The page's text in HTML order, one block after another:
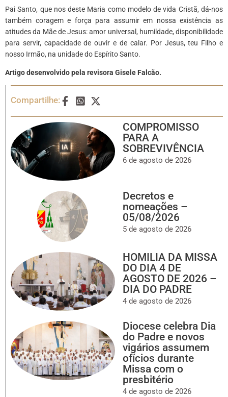
Pai Santo, que nos deste Maria como modelo de vida Cristã, dá-nos
também coragem e força para assumir em nossa existência as
atitudes da Mãe de Jesus: amor universal, humildade, disponibilidade
para servir, capacidade de ouvir e de calar. Por Jesus, teu Filho e
nosso Irmão, na unidade do Espírito Santo.
Artigo desenvolvido pela revisora Gisele Falcão.
Compartilhe:
COMPROMISSO
PARA A
SOBREVIVÊNCIA
6 de agosto de 2026
Decretos e
nomeações –
05/08/2026
5 de agosto de 2026
HOMILIA DA MISSA
DO DIA 4 DE
AGOSTO DE 2026 –
DIA DO PADRE
4 de agosto de 2026
Diocese celebra Dia
do Padre e novos
vigários assumem
ofícios durante
Missa com o
presbitério
4 de agosto de 2026